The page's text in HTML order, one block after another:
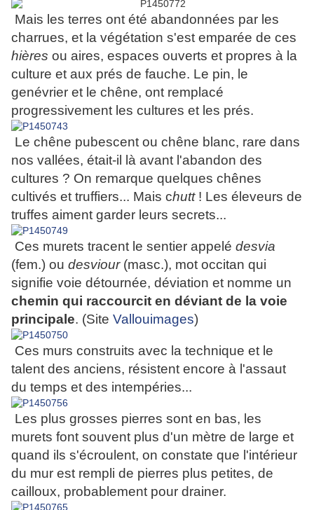
Mais les terres ont été abandonnées par les
charrues, et la végétation s'est emparée de ces
hières ou aires, espaces ouverts et propres à la
culture et aux prés de fauche. Le pin, le
genévrier et le chêne, ont remplacé
progressivement les cultures et les prés.
Le chêne pubescent ou chêne blanc, rare dans
nos vallées, était-il là avant l'abandon des
cultures ? On remarque quelques chênes
cultivés et truffiers... Mais chutt! Les éleveurs de
truffes aiment garder leurs secrets...
Ces murets tracent le sentier appelé desvia
(fem.) ou desviour(masc.), mot occitan qui
signifie voie détournée, déviation et nomme un
chemin qui raccourcit en déviant de la voie
principale. (Site Vallouimages)
Ces murs construits avec la technique et le
talent des anciens, résistent encore à l'assaut
du temps et des intempéries...
Les plus grosses pierres sont en bas, les
murets font souvent plus d'un mètre de large et
quand ils s'écroulent, on constate que l'intérieur
du mur est rempli de pierres plus petites, de
cailloux, probablement pour drainer.